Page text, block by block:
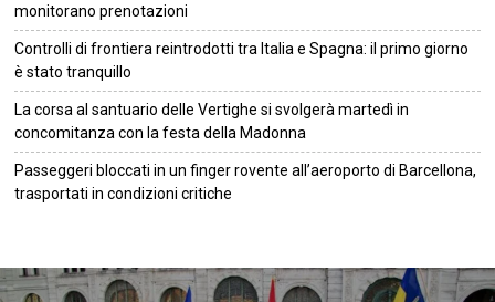
monitorano prenotazioni
Controlli di frontiera reintrodotti tra Italia e Spagna: il primo giorno
è stato tranquillo
La corsa al santuario delle Vertighe si svolgerà martedì in
concomitanza con la festa della Madonna
Passeggeri bloccati in un finger rovente all’aeroporto di Barcellona,
trasportati in condizioni critiche